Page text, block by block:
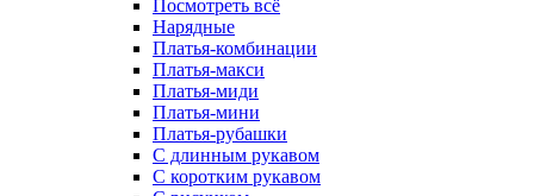
Посмотреть всё
Нарядные
Платья-комбинации
Платья-макси
Платья-миди
Платья-мини
Платья-рубашки
С длинным рукавом
С коротким рукавом